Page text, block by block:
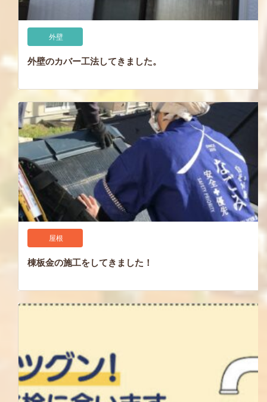
外壁
外壁のカバー工法してきました。
屋根
棟板金の施工をしてきました！